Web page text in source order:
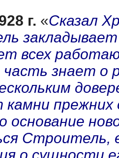
г. «Сказал
закладывает
всех
знает о
прежних
основание
Строитель,